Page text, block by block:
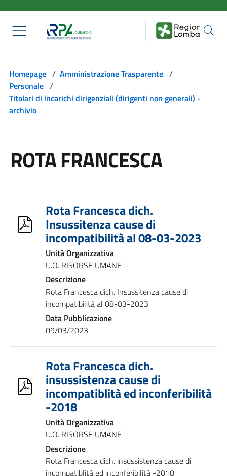
Homepage / Amministrazione Trasparente /
Personale /
Titolari di incarichi dirigenziali (dirigenti non generali) -
archivio
ROTA FRANCESCA
Rota Francesca dich.
Insussitenza cause di
incompatibilità al 08-03-2023
Unità Organizzativa
U.O. RISORSE UMANE
Descrizione
Rota Francesca dich. Insussitenza cause di
incompatibilità al 08-03-2023
Data Pubblicazione
09/03/2023
Rota Francesca dich.
insussistenza cause di
incompatiblità ed inconferibilità
-2018
Unità Organizzativa
U.O. RISORSE UMANE
Descrizione
Rota Francesca dich. insussistenza cause di
incompatiblità ed inconferibilità -2018